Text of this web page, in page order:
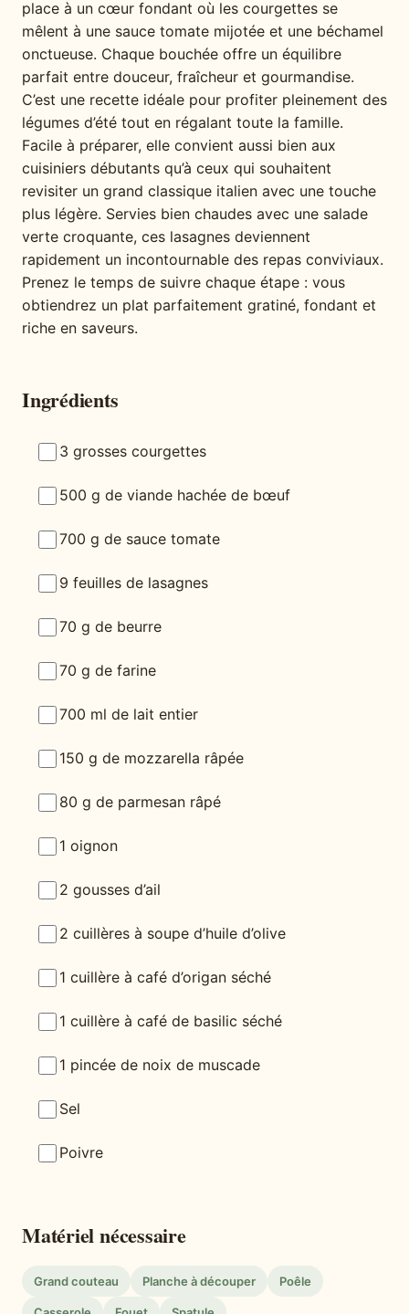
place à un cœur fondant où les courgettes se
mêlent à une sauce tomate mijotée et une béchamel
onctueuse. Chaque bouchée offre un équilibre
parfait entre douceur, fraîcheur et gourmandise.
C’est une recette idéale pour profiter pleinement des
légumes d’été tout en régalant toute la famille.
Facile à préparer, elle convient aussi bien aux
cuisiniers débutants qu’à ceux qui souhaitent
revisiter un grand classique italien avec une touche
plus légère. Servies bien chaudes avec une salade
verte croquante, ces lasagnes deviennent
rapidement un incontournable des repas conviviaux.
Prenez le temps de suivre chaque étape : vous
obtiendrez un plat parfaitement gratiné, fondant et
riche en saveurs.
Ingrédients
3 grosses courgettes
500 g de viande hachée de bœuf
700 g de sauce tomate
9 feuilles de lasagnes
70 g de beurre
70 g de farine
700 ml de lait entier
150 g de mozzarella râpée
80 g de parmesan râpé
1 oignon
2 gousses d’ail
2 cuillères à soupe d’huile d’olive
1 cuillère à café d’origan séché
1 cuillère à café de basilic séché
1 pincée de noix de muscade
Sel
Poivre
Matériel nécessaire
Grand couteau Planche à découper Poêle